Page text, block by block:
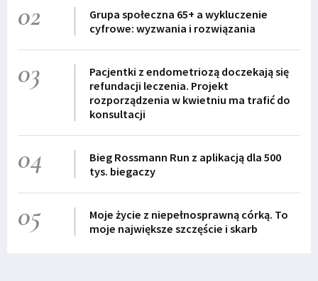
02
Grupa społeczna 65+ a wykluczenie
cyfrowe: wyzwania i rozwiązania
03
Pacjentki z endometriozą doczekają się
refundacji leczenia. Projekt
rozporządzenia w kwietniu ma trafić do
konsultacji
04
Bieg Rossmann Run z aplikacją dla 500
tys. biegaczy
05
Moje życie z niepełnosprawną córką. To
moje największe szczęście i skarb